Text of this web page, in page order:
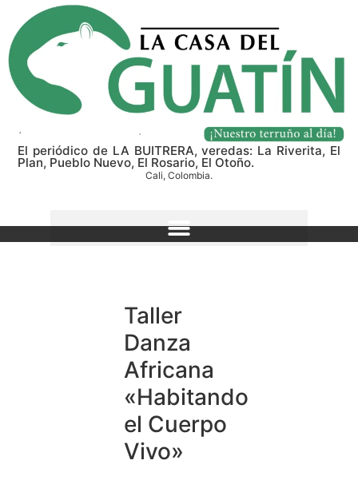
El periódico de LA BUITRERA, veredas: La Riverita, El
Plan, Pueblo Nuevo, El Rosario, El Otoño.
Cali, Colombia.
Taller
Danza
Africana
«Habitando
el Cuerpo
Vivo»